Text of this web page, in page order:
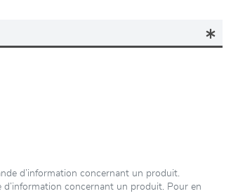
d’information concernant un produit.
concernant un produit. Pour en